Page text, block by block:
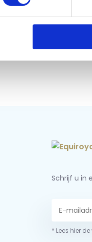
Schrijf u in
* Lees hier